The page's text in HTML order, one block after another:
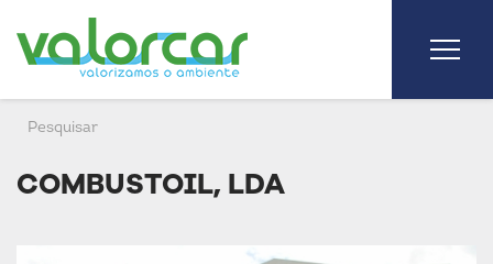
COMBUSTOIL, LDA